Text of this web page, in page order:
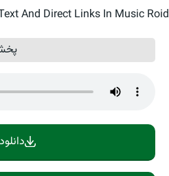
And Direct Links In Music Roid